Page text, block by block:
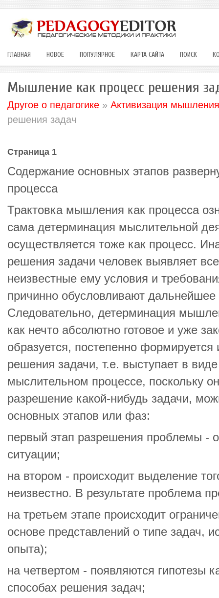
ГЛАВНАЯ НОВОЕ ПОПУЛЯРНОЕ КАРТА САЙТА ПОИСК
Мышление как процесс решения
Другое о педагогике » Активизация мышления
решения задач
Страница 1
Содержание основных этапов
процесса
Трактовка мышления как процесса
сама детерминация мыслительной
осуществляется тоже как процесс.
решения задачи человек выявляет
неизвестные ему условия и
причинно обусловливают
Следовательно, детерминация
как нечто абсолютно готовое и уже
образуется, постепенно формируется
решения задачи, т.е. выступает в
мыслительном процессе, поскольку
разрешение какой-нибудь задачи,
основных этапов или фаз:
первый этап разрешения проблемы -
ситуации;
на втором - происходит выделение
неизвестно. В результате проблема
на третьем этапе происходит
основе представлений о типе задач,
опыта);
на четвертом - появляются гипотезы
способах решения задач;